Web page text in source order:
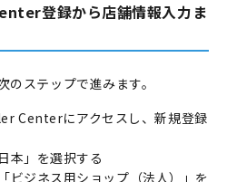
登録から店舗情報入力ま
ステップで進みます。
Centerにアクセスし、新規登録
本」を選択する
ビジネス用ショップ（法人）」を